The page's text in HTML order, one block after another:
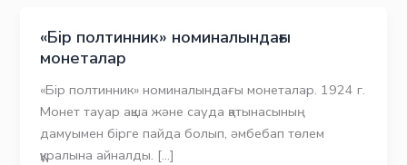
«Бір полтинник» номиналындағы
монеталар
«Бір полтинник» номиналындағы монеталар. 1924 г.
Монет тауар ақша және сауда қатынасының
дамуымен бірге пайда болып, әмбебап төлем
құралына айналды. […]